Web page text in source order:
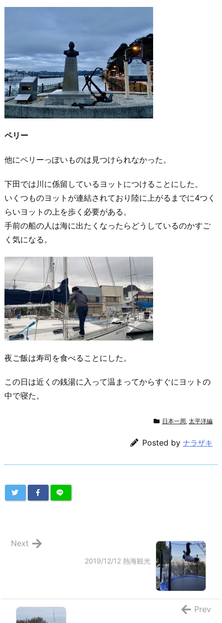
ペリー
他にペリーっぽいものは見つけられなかった。
下田では川に係留しているヨットにつけることにした。
いくつものヨットが連結されており陸に上がるまでに4つく
らいヨットの上を歩く必要がある。
手前の船の人は海に出たくなったらどうしているのかすご
く気になる。
夜ご飯は寿司を食べることにした。
この日は近くの銭湯に入って温まってからすぐにヨットの
中で寝た。
日本一周, 太平洋編
Posted by ナラザキ
2019/12/12 熱海観光
Next
Prev